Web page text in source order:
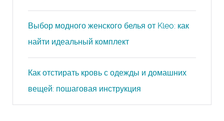
Выбор модного женского белья от Kleo: как
найти идеальный комплект
Как отстирать кровь с одежды и домашних
вещей: пошаговая инструкция